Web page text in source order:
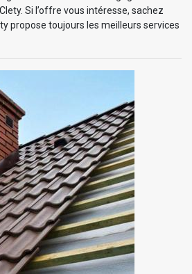
Si l’offre vous intéresse, sachez
propose toujours les meilleurs services